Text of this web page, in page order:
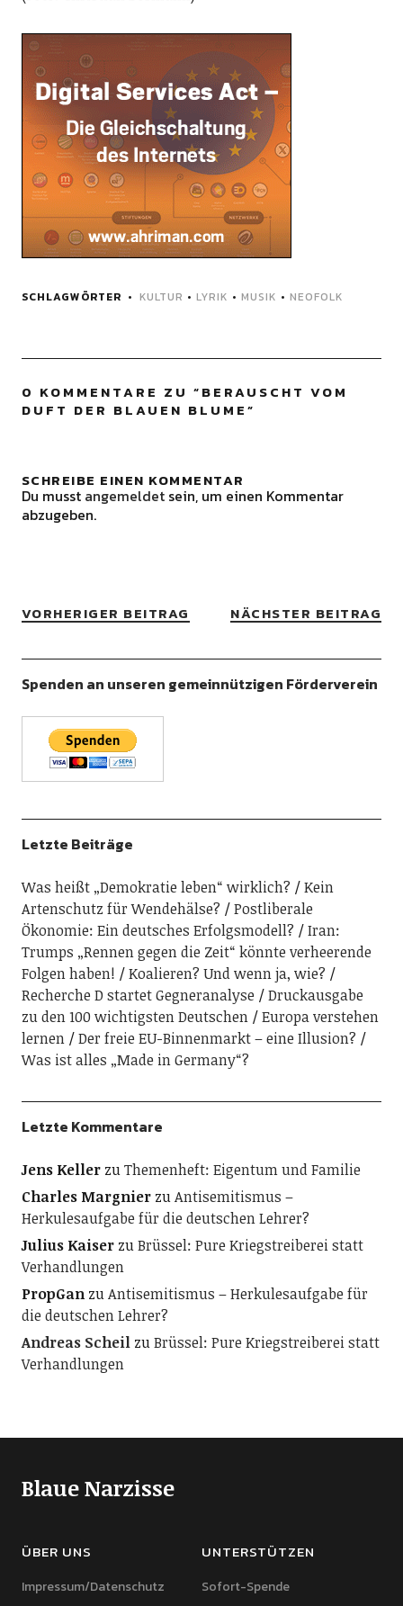
SCHLAGWÖRTER KULTUR • LYRIK • MUSIK • NEOFOLK
0 KOMMENTARE ZU “BERAUSCHT VOM
DUFT DER BLAUEN BLUME”
SCHREIBE EINEN KOMMENTAR
Du musst angemeldetsein, um einen Kommentar
abzugeben.
VORHERIGER BEITRAG NÄCHSTER BEITRAG
Spenden an unseren gemeinnützigen Förderverein
Letzte Beiträge
Was heißt „Demokratie leben“ wirklich?
Kein
Artenschutz für Wendehälse?
Postliberale
Ökonomie: Ein deutsches Erfolgsmodell?
Iran:
Trumps „Rennen gegen die Zeit“ könnte verheerende
Folgen haben!
Koalieren? Und wenn ja, wie?
Recherche D startet Gegneranalyse
Druckausgabe
zu den 100 wichtigsten Deutschen
Europa verstehen
lernen
Der freie EU-Binnenmarkt – eine Illusion?
Was ist alles „Made in Germany“?
Letzte Kommentare
Jens KellerzuThemenheft: Eigentum und Familie
Charles MargnierzuAntisemitismus –
Herkulesaufgabe für die deutschen Lehrer?
Julius KaiserzuBrüssel: Pure Kriegstreiberei statt
Verhandlungen
PropGanzuAntisemitismus – Herkulesaufgabe für
die deutschen Lehrer?
Andreas ScheilzuBrüssel: Pure Kriegstreiberei statt
Verhandlungen
Blaue Narzisse
ÜBER UNS
Impressum/Datenschutz
UNTERSTÜTZEN
Sofort-Spende